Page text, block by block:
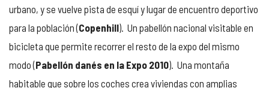
urbano, y se vuelve pista de esquí y lugar de encuentro deportivo
para la población (Copenhill). Un pabellón nacional visitable en
bicicleta que permite recorrer el resto de la expo del mismo
modo (Pabellón danés en la Expo 2010). Una montaña
habitable que sobre los coches crea viviendas con amplias